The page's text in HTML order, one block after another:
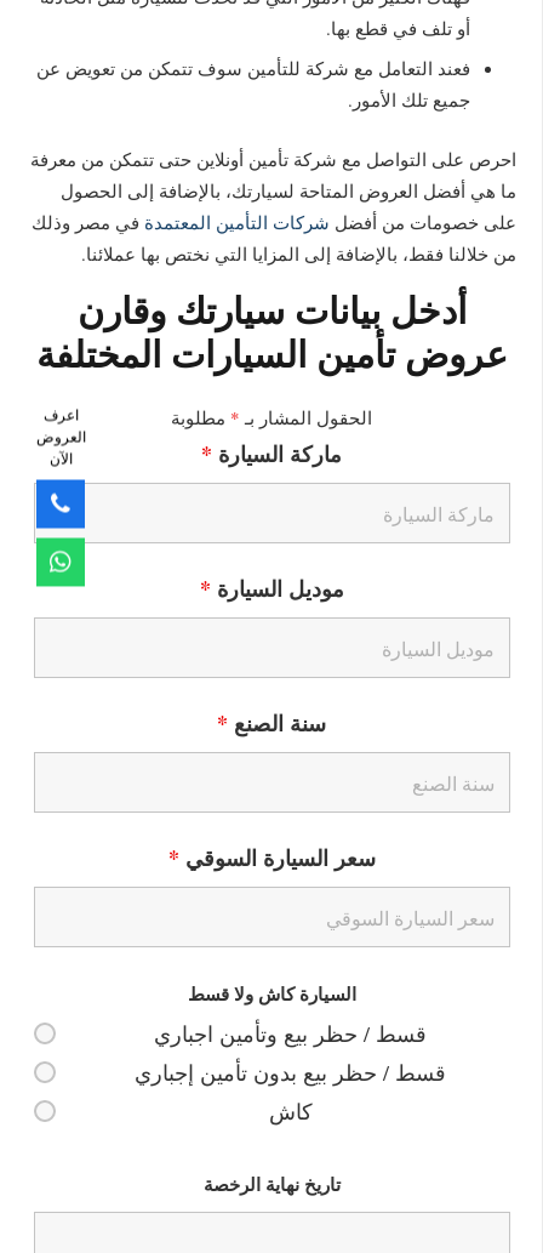
أو تلف في قطع بها.
فعند التعامل مع شركة للتأمين سوف تتمكن من تعويض عن
جميع تلك الأمور.
احرص على التواصل مع شركة تأمين أونلاين حتى تتمكن من معرفة
ما هي أفضل العروض المتاحة لسيارتك، بالإضافة إلى الحصول
على خصومات من أفضل شركات التأمين المعتمدة في مصر وذلك
من خلالنا فقط، بالإضافة إلى المزايا التي نختص بها عملائنا.
أدخل بيانات سيارتك وقارن
عروض تأمين السيارات المختلفة
الحقول المشار بـ * مطلوبة
ماركة السيارة *
موديل السيارة *
سنة الصنع *
سعر السيارة السوقي *
السيارة كاش ولا قسط
قسط / حظر بيع وتأمين اجباري
قسط / حظر بيع بدون تأمين إجباري
كاش
تاريخ نهاية الرخصة
اعرف
العروض
الآن